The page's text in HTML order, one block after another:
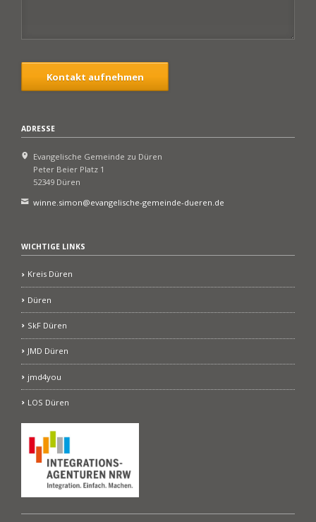
Kontakt aufnehmen
ADRESSE
Evangelische Gemeinde zu Düren
Peter Beier Platz 1
52349 Düren
winne.simon@evangelische-gemeinde-dueren.de
WICHTIGE LINKS
Kreis Düren
Düren
SkF Düren
JMD Düren
jmd4you
LOS Düren